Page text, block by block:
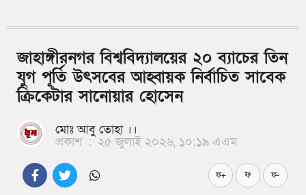
জাহাঙ্গীরনগর বিশ্ববিদ্যালয়ের ২০ ব্যাচের তিন
যুগ পূর্তি উৎসবের আহ্বায়ক নির্বাচিত সাবেক
ক্রিকেটার সানোয়ার হোসেন
মোঃ আবু তোহা ।।
প্রকাশ : ২৫ জুলাই ২০২৬, ১০:১৯ এএম
ফ+ ফ ফ-